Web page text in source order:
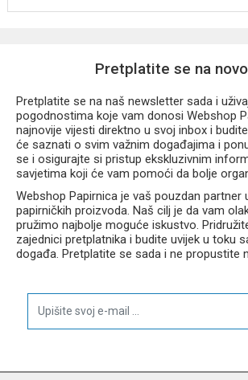
Pretplatite se na
Pretplatite se na naš newsletter sada i
pogodnostima koje vam donosi Webshop
najnovije vijesti direktno u svoj inbox i
će saznati o svim važnim događajima i
se i osigurajte si pristup ekskluzivnim
savjetima koji će vam pomoći da bolje
Webshop Papirnica je vaš pouzdan partner
papirničkih proizvoda. Naš cilj je da vam
pružimo najbolje moguće iskustvo.
zajednici pretplatnika i budite uvijek u toku
događa. Pretplatite se sada i ne propustite